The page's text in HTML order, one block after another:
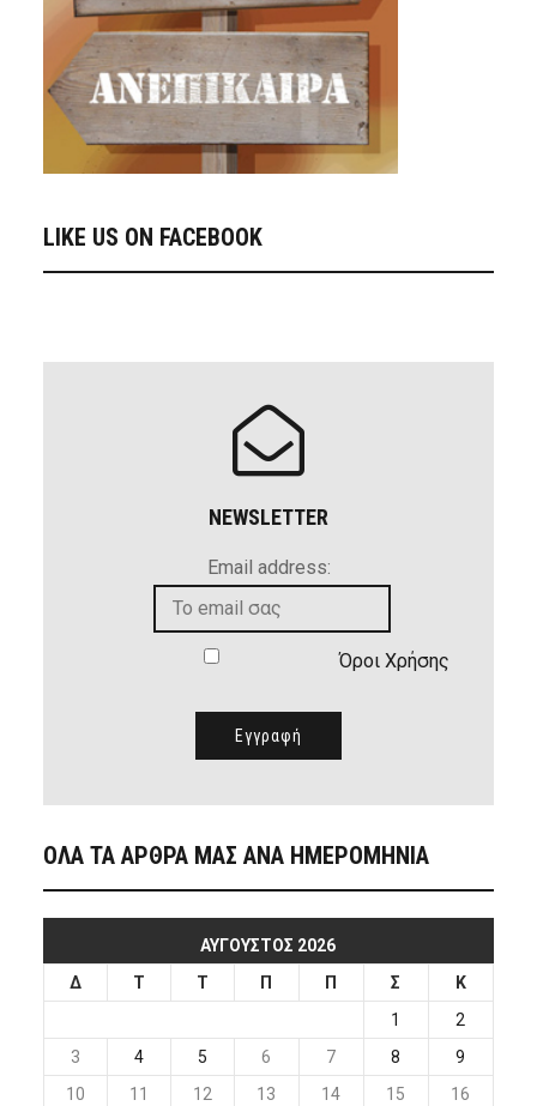
LIKE US ON FACEBOOK
NEWSLETTER
Email address:
Όροι Χρήσης
ΟΛΑ ΤΑ ΑΡΘΡΑ ΜΑΣ ΑΝΑ ΗΜΕΡΟΜΗΝΙΑ
ΑΎΓΟΥΣΤΟΣ 2026
Δ
Τ Τ Π Π Σ
Κ
1
2
3
4 5 6 7 8
9
10
11 12 13 14 15 16